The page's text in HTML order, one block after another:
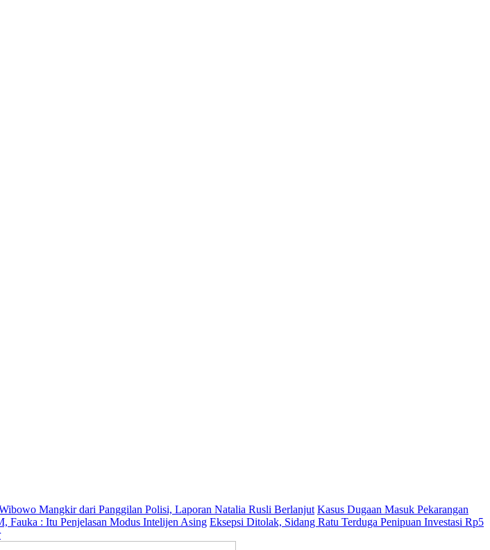
Mangkir dari Panggilan Polisi, Laporan Natalia Rusli Berlanjut Kasus Dugaan Masuk Pekarangan
Fauka : Itu Penjelasan Modus Intelijen Asing Eksepsi Ditolak, Sidang Ratu Terduga Penipuan Investasi Rp5